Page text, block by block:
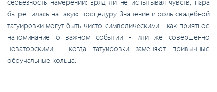
серьезность намерений: вряд ли не испытывая чувств, пара
бы решилась на такую процедуру. Значение и роль свадебной
татуировки могут быть чисто символическими - как приятное
напоминание о важном событии - или же совершенно
новаторскими - когда татуировки заменяют привычные
обручальные кольца.